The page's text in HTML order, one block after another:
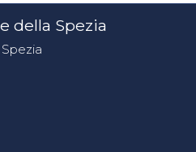
della Spezia